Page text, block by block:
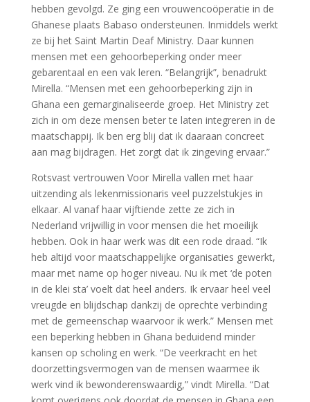
hebben gevolgd. Ze ging een vrouwencoöperatie in de
Ghanese plaats Babaso ondersteunen. Inmiddels werkt
ze bij het Saint Martin Deaf Ministry. Daar kunnen
mensen met een gehoorbeperking onder meer
gebarentaal en een vak leren. “Belangrijk”, benadrukt
Mirella. “Mensen met een gehoorbeperking zijn in
Ghana een gemarginaliseerde groep. Het Ministry zet
zich in om deze mensen beter te laten integreren in de
maatschappij. Ik ben erg blij dat ik daaraan concreet
aan mag bijdragen. Het zorgt dat ik zingeving ervaar.”
Rotsvast vertrouwen Voor Mirella vallen met haar
uitzending als lekenmissionaris veel puzzelstukjes in
elkaar. Al vanaf haar vijftiende zette ze zich in
Nederland vrijwillig in voor mensen die het moeilijk
hebben. Ook in haar werk was dit een rode draad. “Ik
heb altijd voor maatschappelijke organisaties gewerkt,
maar met name op hoger niveau. Nu ik met ‘de poten
in de klei sta’ voelt dat heel anders. Ik ervaar heel veel
vreugde en blijdschap dankzij de oprechte verbinding
met de gemeenschap waarvoor ik werk.” Mensen met
een beperking hebben in Ghana beduidend minder
kansen op scholing en werk. “De veerkracht en het
doorzettingsvermogen van de mensen waarmee ik
werk vind ik bewonderenswaardig,” vindt Mirella. “Dat